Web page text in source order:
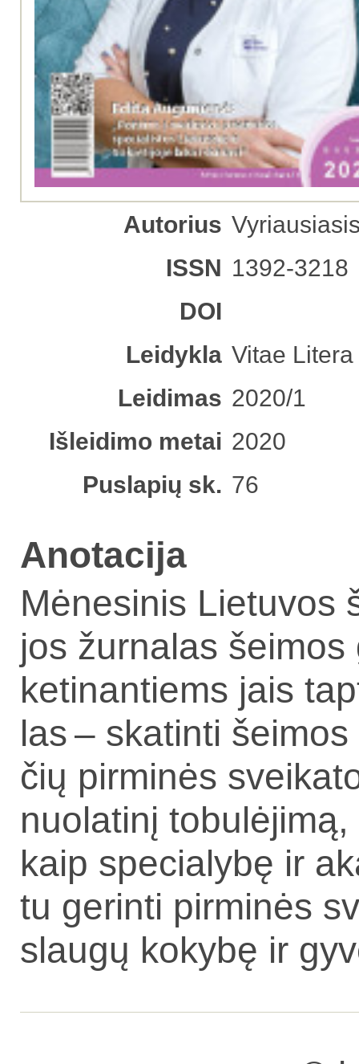
Autorius
ISSN 1392-3218
DOI
Leidykla Vitae
Leidimas 2020/1
Išleidimo metai 2020
Puslapių sk. 76
Anotacija
Mė­ne­si­nis Lie­tu­vos
jos žur­na­las
ketinantiems jais
las – ska­tin­ti
čių pir­mi­nės
nuo­la­ti­nį
kaip spe­cia­ly­bę ir
tu ge­rin­ti pir­mi­nės
slau­gų ko­ky­bę ir